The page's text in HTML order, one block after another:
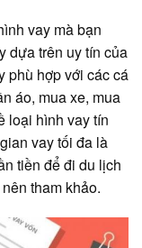
vay mà bạn
dựa trên uy tín của
phù hợp với các cá
áo, mua xe, mua
loại hình vay tín
vay tối đa là
tiền để đi du lịch
tham khảo.